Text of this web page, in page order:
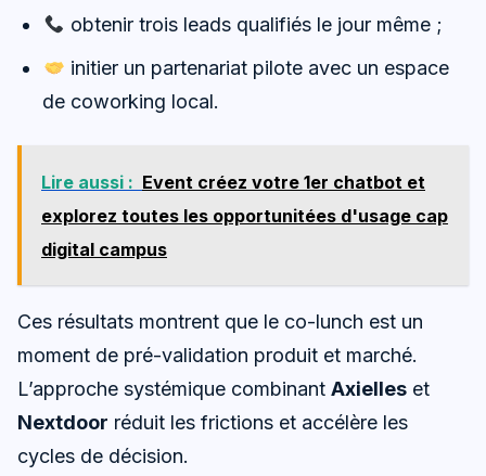
obtenir trois leads qualifiés le jour même ;
initier un partenariat pilote avec un espace
de coworking local.
Lire aussi : Event créez votre 1er chatbot et
explorez toutes les opportunitées d'usage cap
digital campus
Ces résultats montrent que le co-lunch est un
moment de pré-validation produit et marché.
L’approche systémique combinant Axielles et
Nextdoor réduit les frictions et accélère les
cycles de décision.